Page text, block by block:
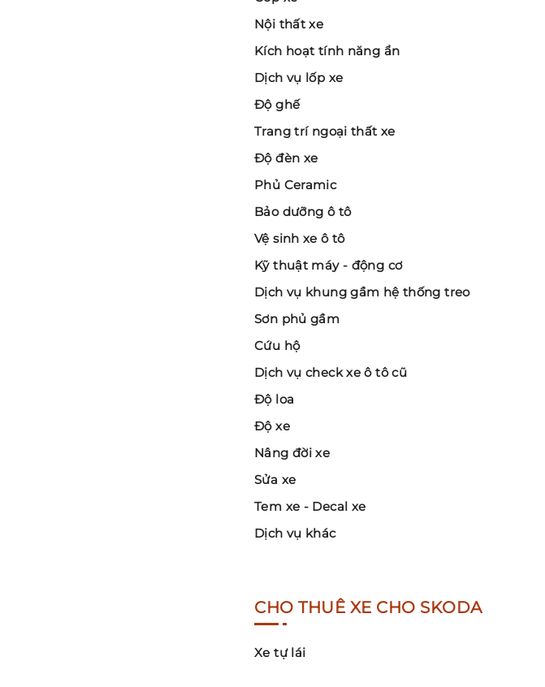
Nội thất xe
Kích hoạt tính năng ẩn
Dịch vụ lốp xe
Độ ghế
Trang trí ngoại thất xe
Độ đèn xe
Phủ Ceramic
Bảo dưỡng ô tô
Vệ sinh xe ô tô
Kỹ thuật máy - động cơ
Dịch vụ khung gầm hệ thống treo
Sơn phủ gầm
Cứu hộ
Dịch vụ check xe ô tô cũ
Độ loa
Độ xe
Nâng đời xe
Sửa xe
Tem xe - Decal xe
Dịch vụ khác
CHO THUÊ XE CHO SKODA
Xe tự lái